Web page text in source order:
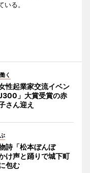
る。
く
性起業家交流イベン
」大賞受賞の赤
さん迎え
詩「松本ぼんぼ
け声と踊りで城下町
包む